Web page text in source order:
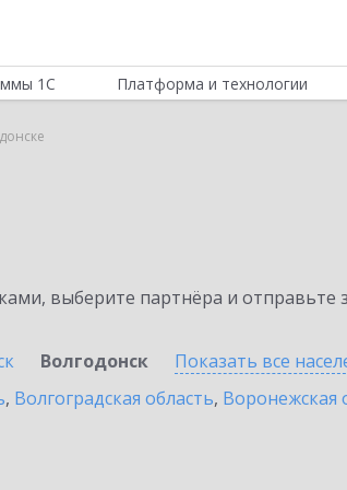
1С Платформа и технологии
выберите партнёра и отправьте
Волгодонск Показать все
, Волгоградская область, Воронежская